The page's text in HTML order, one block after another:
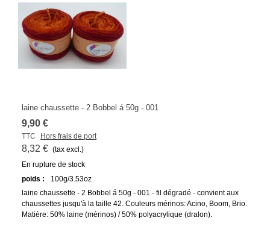
laine chaussette - 2 Bobbel á 50g - 001
9,90 €
TTC Hors frais de port
8,32 € (tax excl.)
En rupture de stock
poids :
100g/3.53oz
laine chaussette - 2 Bobbel á 50g - 001 - fil dégradé - convient aux
chaussettes jusqu'à la taille 42. Couleurs mérinos: Acino, Boom, Brio.
Matière: 50% laine (mérinos) / 50% polyacrylique (dralon).